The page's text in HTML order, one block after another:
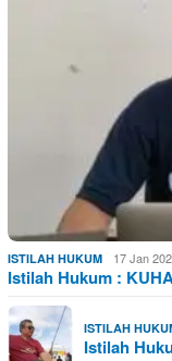
ISTILAH HUKUM 17 Jan
Istilah Hukum :
ISTILAH
Istilah